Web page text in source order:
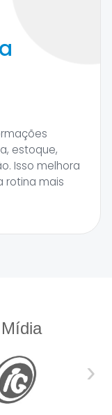
estoque,
Isso melhora
rotina mais
›